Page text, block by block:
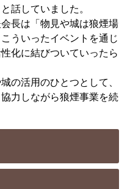
話していました。
長は「物見や城は狼煙場
ういったイベントを通じ
化に結びついていったら
の活用のひとつとして、
力しながら狼煙事業を続